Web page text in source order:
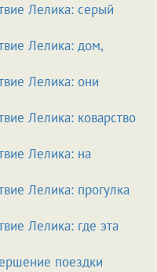
Лелика: серый
Лелика: дом,
Лелика: они
Лелика: коварство
Лелика: на
Лелика: прогулка
Лелика: где эта
поездки